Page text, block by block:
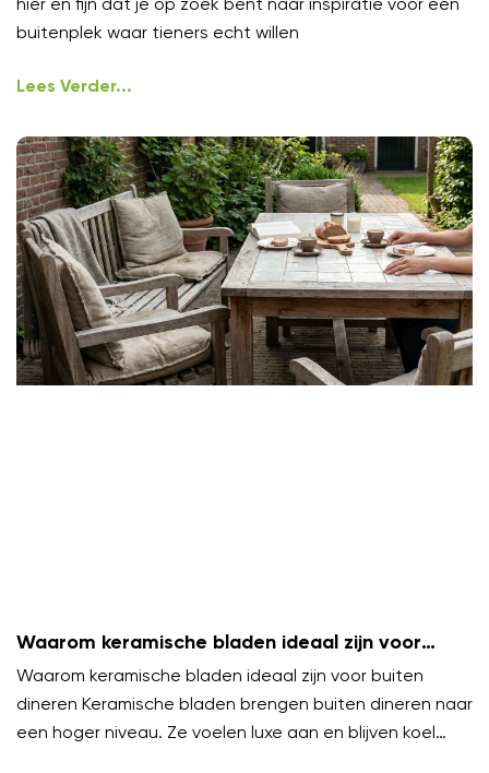
buitenplek waar tieners echt willen
Lees Verder...
Waarom keramische bladen ideaal zijn voor
buiten dineren
Waarom keramische bladen ideaal zijn voor buiten
dineren Keramische bladen brengen buiten dineren naar
een hoger niveau. Ze voelen luxe aan en blijven koel